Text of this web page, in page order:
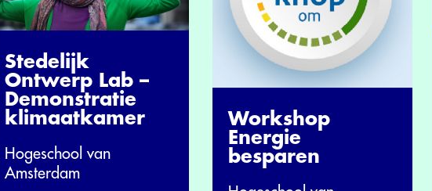
Stedelijk
Ontwerp Lab –
Demonstratie
klimaatkamer
Hogeschool van
Amsterdam
Workshop
Energie
besparen